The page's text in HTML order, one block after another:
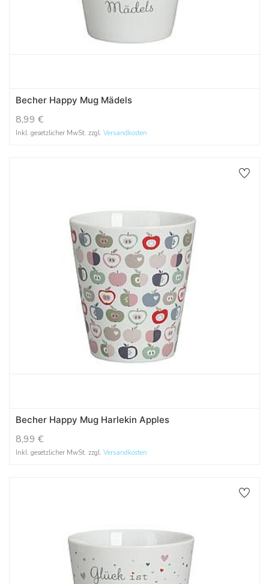
Becher Happy Mug Mädels
8,99 €
Inkl. gesetzlicher MwSt. zzgl. Versandkosten
Becher Happy Mug Harlekin Apples
8,99 €
Inkl. gesetzlicher MwSt. zzgl. Versandkosten